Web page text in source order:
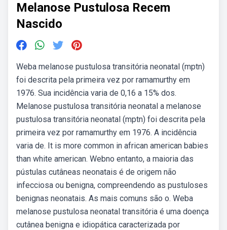
Melanose Pustulosa Recem
Nascido
Weba melanose pustulosa transitória neonatal (mptn)
foi descrita pela primeira vez por ramamurthy em
1976. Sua incidência varia de 0,16 a 15% dos.
Melanose pustulosa transitória neonatal a melanose
pustulosa transitória neonatal (mptn) foi descrita pela
primeira vez por ramamurthy em 1976. A incidência
varia de. It is more common in african american babies
than white american. Webno entanto, a maioria das
pústulas cutâneas neonatais é de origem não
infecciosa ou benigna, compreendendo as pustuloses
benignas neonatais. As mais comuns são o. Weba
melanose pustulosa neonatal transitória é uma doença
cutânea benigna e idiopática caracterizada por